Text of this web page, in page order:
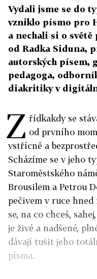
Vydali jsme se do
vzniklo písmo pro
a nechali si o
od Radka Siduna,
autorských písem,
pedagoga,
diakritiky v
Z řídkakdy se
od prvního
vstřícně a
Scházíme se v jeho
Staroměstského
Brousilem a Petrou
pečivem v ruce hned
se, na co chceš,
je živé a nadšené,
dávají tušit jeho
písma.